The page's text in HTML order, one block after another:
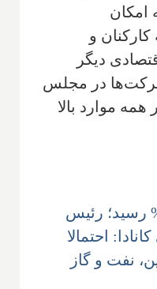
امکان
و
دیگر
در مجلس
موارد بالا
کانادا به ۷.۷% رسید؛ رئیس
احتمالا
نفت و گاز